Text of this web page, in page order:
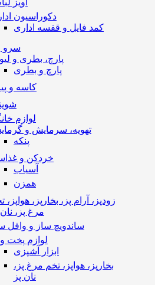
آویز
دکوراسیون
کمد فایل و قفسه اداری
سرو
پارچ، بطری و
پارچ و بطری
کاسه و
لوازم
تهویه، سرمایش و
پنکه
خردکن و
آسیاب
همزن
زودپز، آرام پز، بخارپز، هواپز،
مرغ پز، نان
ساندویچ ساز و وافل
لوازم پخت و
ابزار آشپزی
بخارپز، هواپز، تخم مرغ پز،
نان پز